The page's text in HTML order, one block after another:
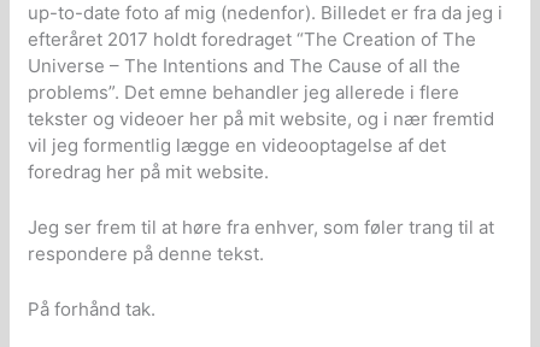
up-to-date foto af mig (nedenfor). Billedet er fra da jeg i
efteråret 2017 holdt foredraget “The Creation of The
Universe – The Intentions and The Cause of all the
problems”. Det emne behandler jeg allerede i flere
tekster og videoer her på mit website, og i nær fremtid
vil jeg formentlig lægge en videooptagelse af det
foredrag her på mit website.
Jeg ser frem til at høre fra enhver, som føler trang til at
respondere på denne tekst.
På forhånd tak.